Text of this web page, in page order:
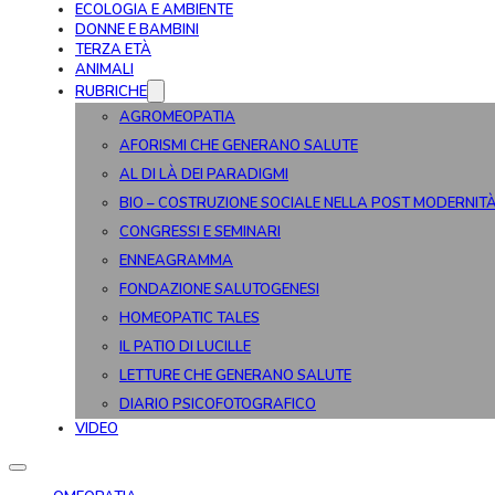
ECOLOGIA E AMBIENTE
DONNE E BAMBINI
TERZA ETÀ
ANIMALI
RUBRICHE
AGROMEOPATIA
AFORISMI CHE GENERANO SALUTE
AL DI LÀ DEI PARADIGMI
BIO – COSTRUZIONE SOCIALE NELLA POST
CONGRESSI E SEMINARI
ENNEAGRAMMA
FONDAZIONE SALUTOGENESI
HOMEOPATIC TALES
IL PATIO DI LUCILLE
LETTURE CHE GENERANO SALUTE
DIARIO PSICOFOTOGRAFICO
VIDEO